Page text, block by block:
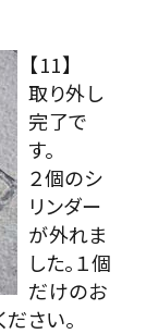
【11】
取り外し
完了で
す。
２個のシ
リンダー
が外れま
した。１個
だけのお
さい。